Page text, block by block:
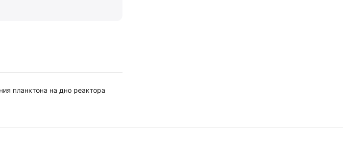
планктона на дно реактора